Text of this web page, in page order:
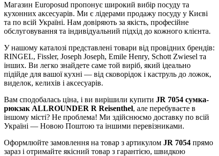
Магазин Europosud пропонує широкий вибір посуду та
кухонних аксесуарів. Ми є лідерами продажу посуду у Києві
та по всій Україні. Нам довіряють за якість, професійне
обслуговування та індивідуальний підхід до кожного клієнта.
У нашому каталозі представлені товари від провідних брендів:
RINGEL, Fissler, Joseph Joseph, Emile Henry, Schott Zwiesel та
інших. Ви легко знайдете саме той виріб, який ідеально
підійде для вашої кухні — від сковорідок і каструль до ложок,
виделок, келихів і аксесуарів.
Вам сподобалась ціна, і ви вирішили купити JR 7054 сумка-
рюкзак ALLROUNDER R Reisenthel, але перебуваєте в
іншому місті? Не проблема! Ми здійснюємо доставку по всій
Україні — Новою Поштою та іншими перевізниками.
Оформлюйте замовлення на товар з артикулом JR 7054 прямо
зараз і отримайте якісний товар з гарантією, швидкою